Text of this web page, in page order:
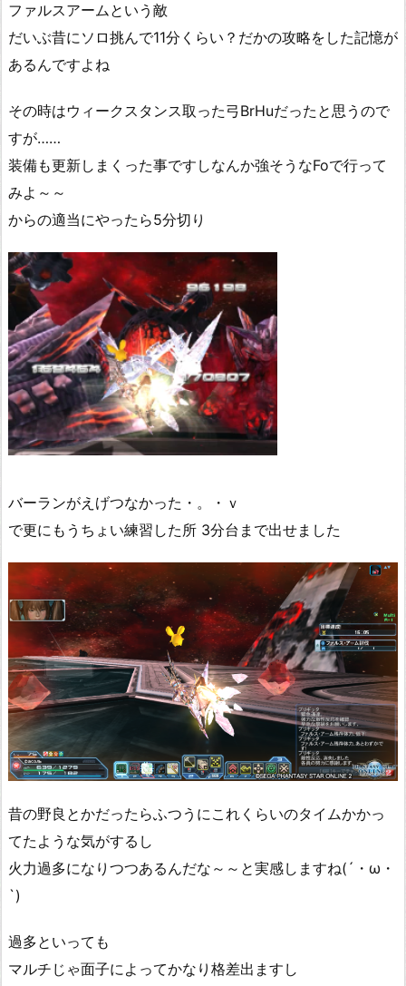
ファルスアームという敵
だいぶ昔にソロ挑んで11分くらい？だかの攻略をした記憶が
あるんですよね
その時はウィークスタンス取った弓BrHuだったと思うので
すが……
装備も更新しまくった事ですしなんか強そうなFoで行って
みよ～～
からの適当にやったら5分切り
バーランがえげつなかった・。・ｖ
で更にもうちょい練習した所 3分台まで出せました
昔の野良とかだったらふつうにこれくらいのタイムかかっ
てたような気がするし
火力過多になりつつあるんだな～～と実感しますね(´・ω・
`)
過多といっても
マルチじゃ面子によってかなり格差出ますし